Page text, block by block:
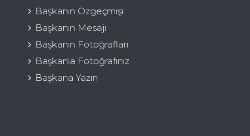
Başkanın Özgeçmişi
Başkanın Mesajı
Başkanın Fotoğrafları
Başkanla Fotoğrafınız
Başkana Yazın